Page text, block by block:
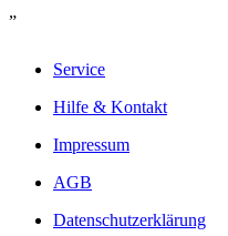
„
Service
Hilfe & Kontakt
Impressum
AGB
Datenschutzerklärung